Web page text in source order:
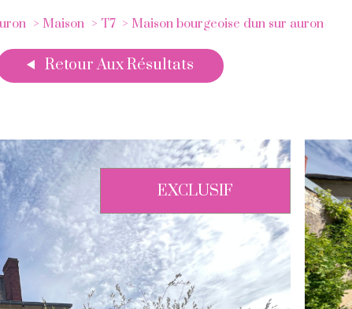
Maison T7 Maison bourgeoise dun sur auron
Retour Aux Résultats
EXCLUSIF